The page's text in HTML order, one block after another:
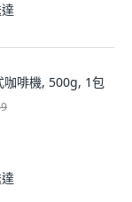
咖啡機, 500g, 1包